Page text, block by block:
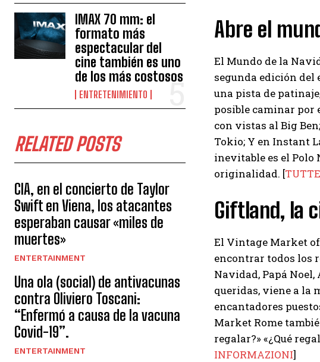
I've read
IMAX 70 mm: el
formato más
espectacular del
cine también es uno
de los más costosos
ENTRETENIMIENTO
RELATED POSTS
CIA, en el concierto de Taylor
Swift en Viena, los atacantes
esperaban causar «miles de
muertes»
ENTERTAINMENT
Una ola (social) de antivacunas
contra Oliviero Toscani:
“Enfermó a causa de la vacuna
Covid-19”.
ENTERTAINMENT
Abre el
El Mundo de la
segunda edición del
una pista de
posible caminar por
con vistas al Big
Tokio; Y en Instant
inevitable es el Polo
originalidad. [
Giftland, la
El Vintage Market
encontrar todos los
Navidad, Papá
queridas, viene a la
encantadores
Market Rome
regalar?» «¿Qué
INFORMAZIONI]